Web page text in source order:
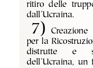
ritiro delle
dall’Ucraina.
7)
per la
distrutte e
dell’Ucraina,